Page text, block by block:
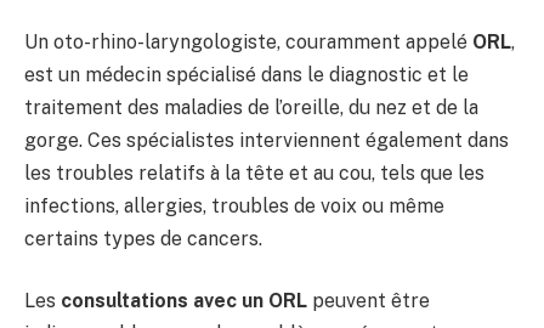
Un oto-rhino-laryngologiste, couramment appelé ORL,
est un médecin spécialisé dans le diagnostic et le
traitement des maladies de l’oreille, du nez et de la
gorge. Ces spécialistes interviennent également dans
les troubles relatifs à la tête et au cou, tels que les
infections, allergies, troubles de voix ou même
certains types de cancers.
Les consultations avec un ORL peuvent être